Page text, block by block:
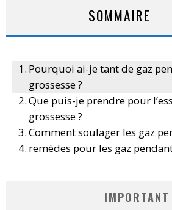
SOMMAIRE
Pourquoi ai-je tant de gaz
grossesse ?
Que puis-je prendre pour
grossesse ?
Comment soulager les gaz
remèdes pour les gaz
IMPORTANT